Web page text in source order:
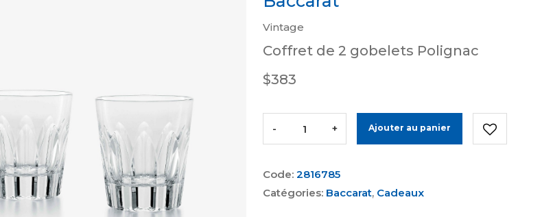
Vintage
Coffret de 2 gobelets Polignac
$383
- + Ajouter au panier
Code: 2816785
Catégories: Baccarat, Cadeaux